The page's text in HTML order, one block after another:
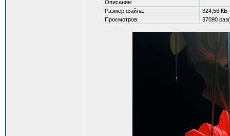
Описание:
Размер файла:
324,56 КБ
Просмотров:
37090